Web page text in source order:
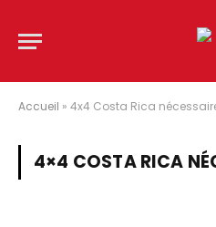
Accueil » 4x4 Costa Rica
4×4 COSTA RICA